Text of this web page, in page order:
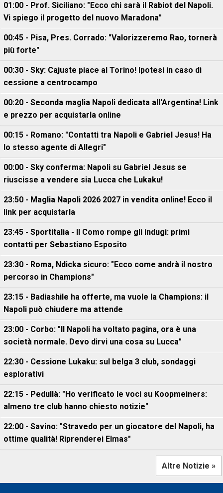
01:00 - Prof. Siciliano: "Ecco chi sarà il Rabiot del Napoli.
Vi spiego il progetto del nuovo Maradona"
00:45 - Pisa, Pres. Corrado: "Valorizzeremo Rao, tornerà
più forte"
00:30 - Sky: Cajuste piace al Torino! Ipotesi in caso di
cessione a centrocampo
00:20 - Seconda maglia Napoli dedicata all'Argentina! Link
e prezzo per acquistarla online
00:15 - Romano: "Contatti tra Napoli e Gabriel Jesus! Ha
lo stesso agente di Allegri"
00:00 - Sky conferma: Napoli su Gabriel Jesus se
riuscisse a vendere sia Lucca che Lukaku!
23:50 - Maglia Napoli 2026 2027 in vendita online! Ecco il
link per acquistarla
23:45 - Sportitalia - Il Como rompe gli indugi: primi
contatti per Sebastiano Esposito
23:30 - Roma, Ndicka sicuro: "Ecco come andrà il nostro
percorso in Champions"
23:15 - Badiashile ha offerte, ma vuole la Champions: il
Napoli può chiudere ma attende
23:00 - Corbo: "Il Napoli ha voltato pagina, ora è una
società normale. Devo dirvi una cosa su Lucca"
22:30 - Cessione Lukaku: sul belga 3 club, sondaggi
esplorativi
22:15 - Pedullà: "Ho verificato le voci su Koopmeiners:
almeno tre club hanno chiesto notizie"
22:00 - Savino: "Stravedo per un giocatore del Napoli, ha
ottime qualità! Riprenderei Elmas"
Altre Notizie »